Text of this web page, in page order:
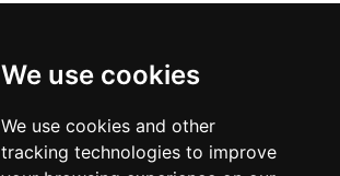
We use cookies
We use cookies and other
tracking technologies to improve